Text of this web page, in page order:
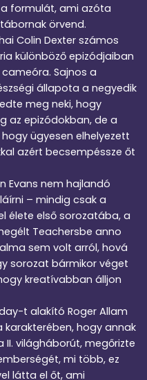
formulát, ami azóta
örvend.
Colin Dexter számos
különböző epizódjaiban
Sajnos a
állapota a negyedik
meg neki, hogy
az epizódokban, de a
ügyesen elhelyezett
azért becsempéssze őt
Evans nem hajlandó
– mindig csak a
élete első sorozatába, a
Teachersbe anno
sem volt arról, hová
sorozat bármikor véget
kreatívabban álljon
t alakító Roger Allam
hogy annak
II. világháborút, megőrizte
mi több, ez
látta el őt, ami